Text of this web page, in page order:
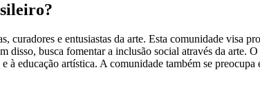
e entusiastas da arte. Esta comunidade visa
disso, busca fomentar a inclusão social através da arte.
educação artística. A comunidade também se